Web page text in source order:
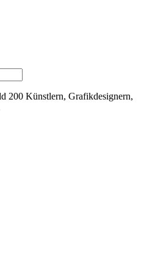
200 Künstlern, Grafikdesignern,